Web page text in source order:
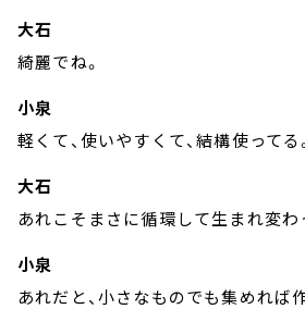
大石
綺麗でね。
小泉
軽くて、使いやすくて、結構使ってる
大石
あれこそまさに循環して生まれ変わ
小泉
あれだと、小さなものでも集めれば